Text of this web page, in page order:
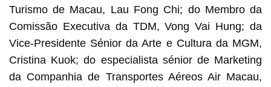
Turismo de Macau, Lau Fong Chi; do Membro da
Comissão Executiva da TDM, Vong Vai Hung; da
Vice-Presidente Sénior da Arte e Cultura da MGM,
Cristina Kuok; do especialista sénior de Marketing
da Companhia de Transportes Aéreos Air Macau,